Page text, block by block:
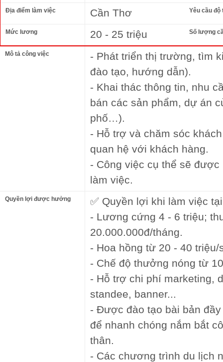
Địa điểm làm việc Cần Thơ Yêu cầu độ
Mức lương 20 - 25 triệu Số lượng
Mô tả công việc
- Phát triển thị trường, tìm
đào tạo, hướng dẫn).
- Khai thác thông tin, nhu
bán các sản phẩm, dự án
phố…).
- Hỗ trợ và chăm sóc
quan hệ với khách hàng.
- Công việc cụ thể sẽ
làm việc.
Quyền lợi được hưởng
✅ Quyền lợi khi làm việc
- Lương cứng 4 - 6 triệu;
20.000.000đ/tháng.
- Hoa hồng từ 20 - 40 triệu/
- Chế độ thưởng nóng từ
- Hỗ trợ chi phí marketing,
standee, banner...
- Được đào tạo bài bản
để nhanh chóng nắm bắt
thân.
- Các chương trình du lịch